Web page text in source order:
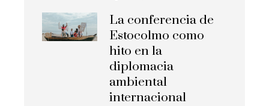
La conferencia de
Estocolmo como
hito en la
diplomacia
ambiental
internacional